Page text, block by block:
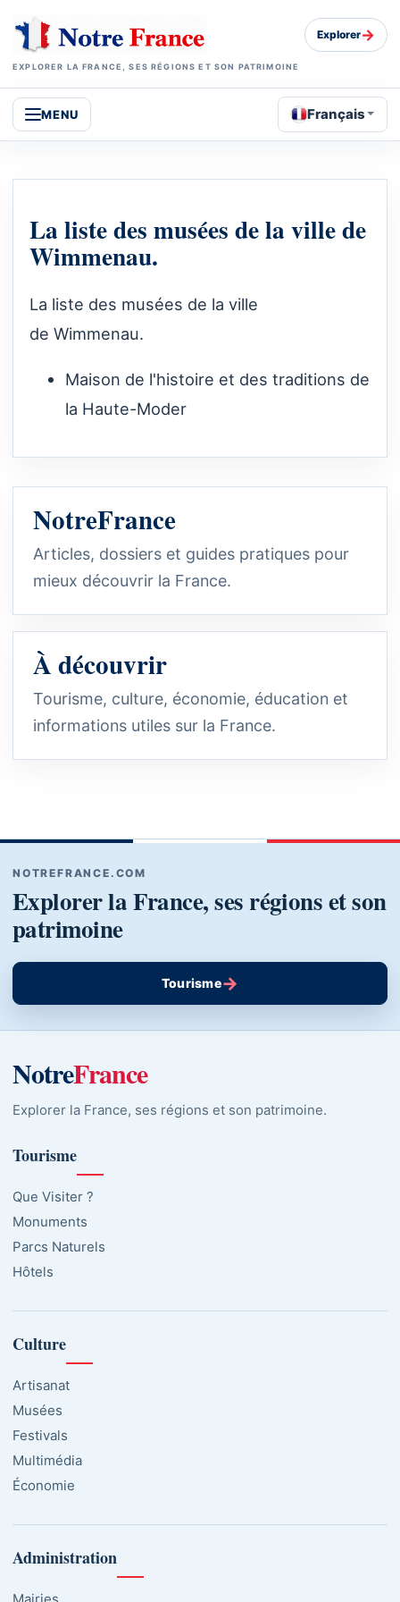
EXPLORER LA FRANCE, SES RÉGIONS ET SON PATRIMOINE
Explorer→
MENU Français
La liste des musées de la ville de
Wimmenau.
La liste des musées de la ville
de Wimmenau.
Maison de l'histoire et des traditions de
la Haute-Moder
NotreFrance
Articles, dossiers et guides pratiques pour
mieux découvrir la France.
À découvrir
Tourisme, culture, économie, éducation et
informations utiles sur la France.
NOTREFRANCE.COM
Explorer la France, ses régions et son
patrimoine
Tourisme→
NotreFrance
Explorer la France, ses régions et son patrimoine.
Tourisme
Que Visiter ?
Monuments
Parcs Naturels
Hôtels
Culture
Artisanat
Musées
Festivals
Multimédia
Économie
Administration
Mairies